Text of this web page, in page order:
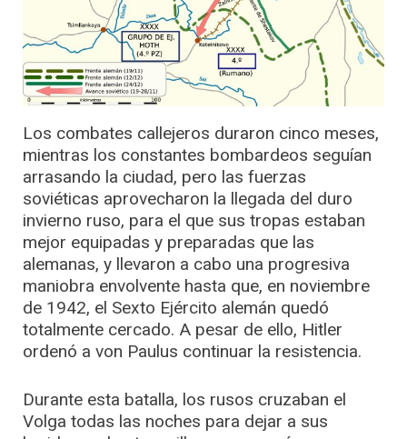
Los combates callejeros duraron cinco meses,
mientras los constantes bombardeos seguían
arrasando la ciudad, pero las fuerzas
soviéticas aprovecharon la llegada del duro
invierno ruso, para el que sus tropas estaban
mejor equipadas y preparadas que las
alemanas, y llevaron a cabo una progresiva
maniobra envolvente hasta que, en noviembre
de 1942, el Sexto Ejército alemán quedó
totalmente cercado. A pesar de ello, Hitler
ordenó a von Paulus continuar la resistencia.
Durante esta batalla, los rusos cruzaban el
Volga todas las noches para dejar a sus